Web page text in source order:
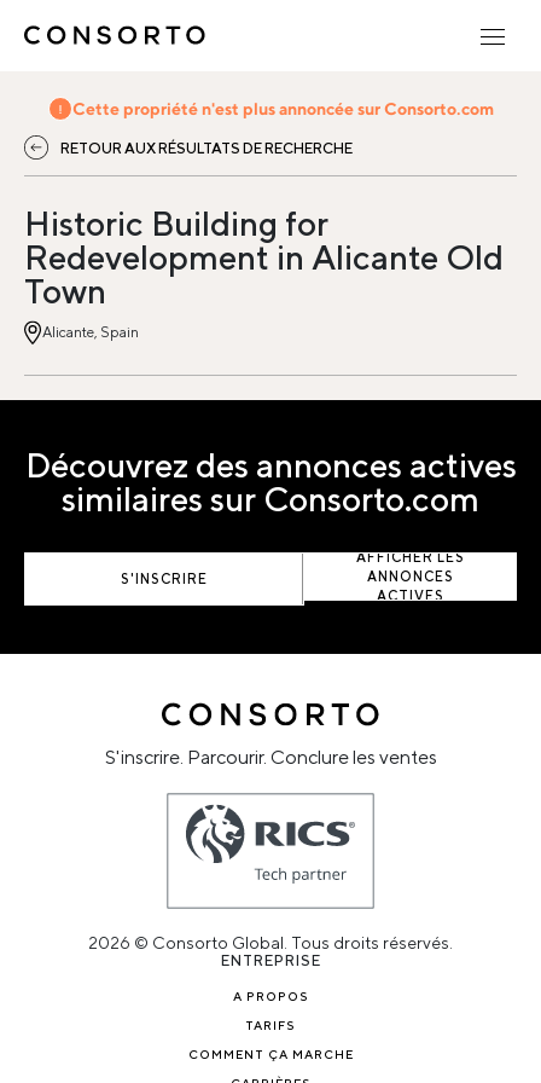
Cette propriété n'est plus annoncée sur Consorto.com
RETOUR AUX RÉSULTATS DE RECHERCHE
Historic Building for
Redevelopment in Alicante Old
Town
Alicante, Spain
Découvrez des annonces actives
similaires sur Consorto.com
S'INSCRIRE
AFFICHER LES
ANNONCES
ACTIVES
S'inscrire. Parcourir. Conclure les ventes
2026 © Consorto Global. Tous droits réservés.
ENTREPRISE
A PROPOS
TARIFS
COMMENT ÇA MARCHE